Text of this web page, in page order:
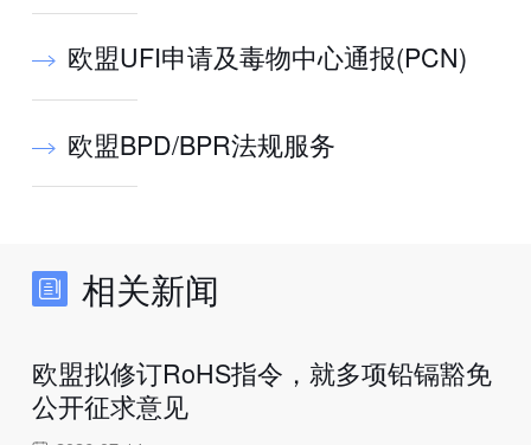
欧盟UFI申请及毒物中心通报(PCN)
欧盟BPD/BPR法规服务
相关新闻
欧盟拟修订RoHS指令，就多项铅镉豁免
公开征求意见